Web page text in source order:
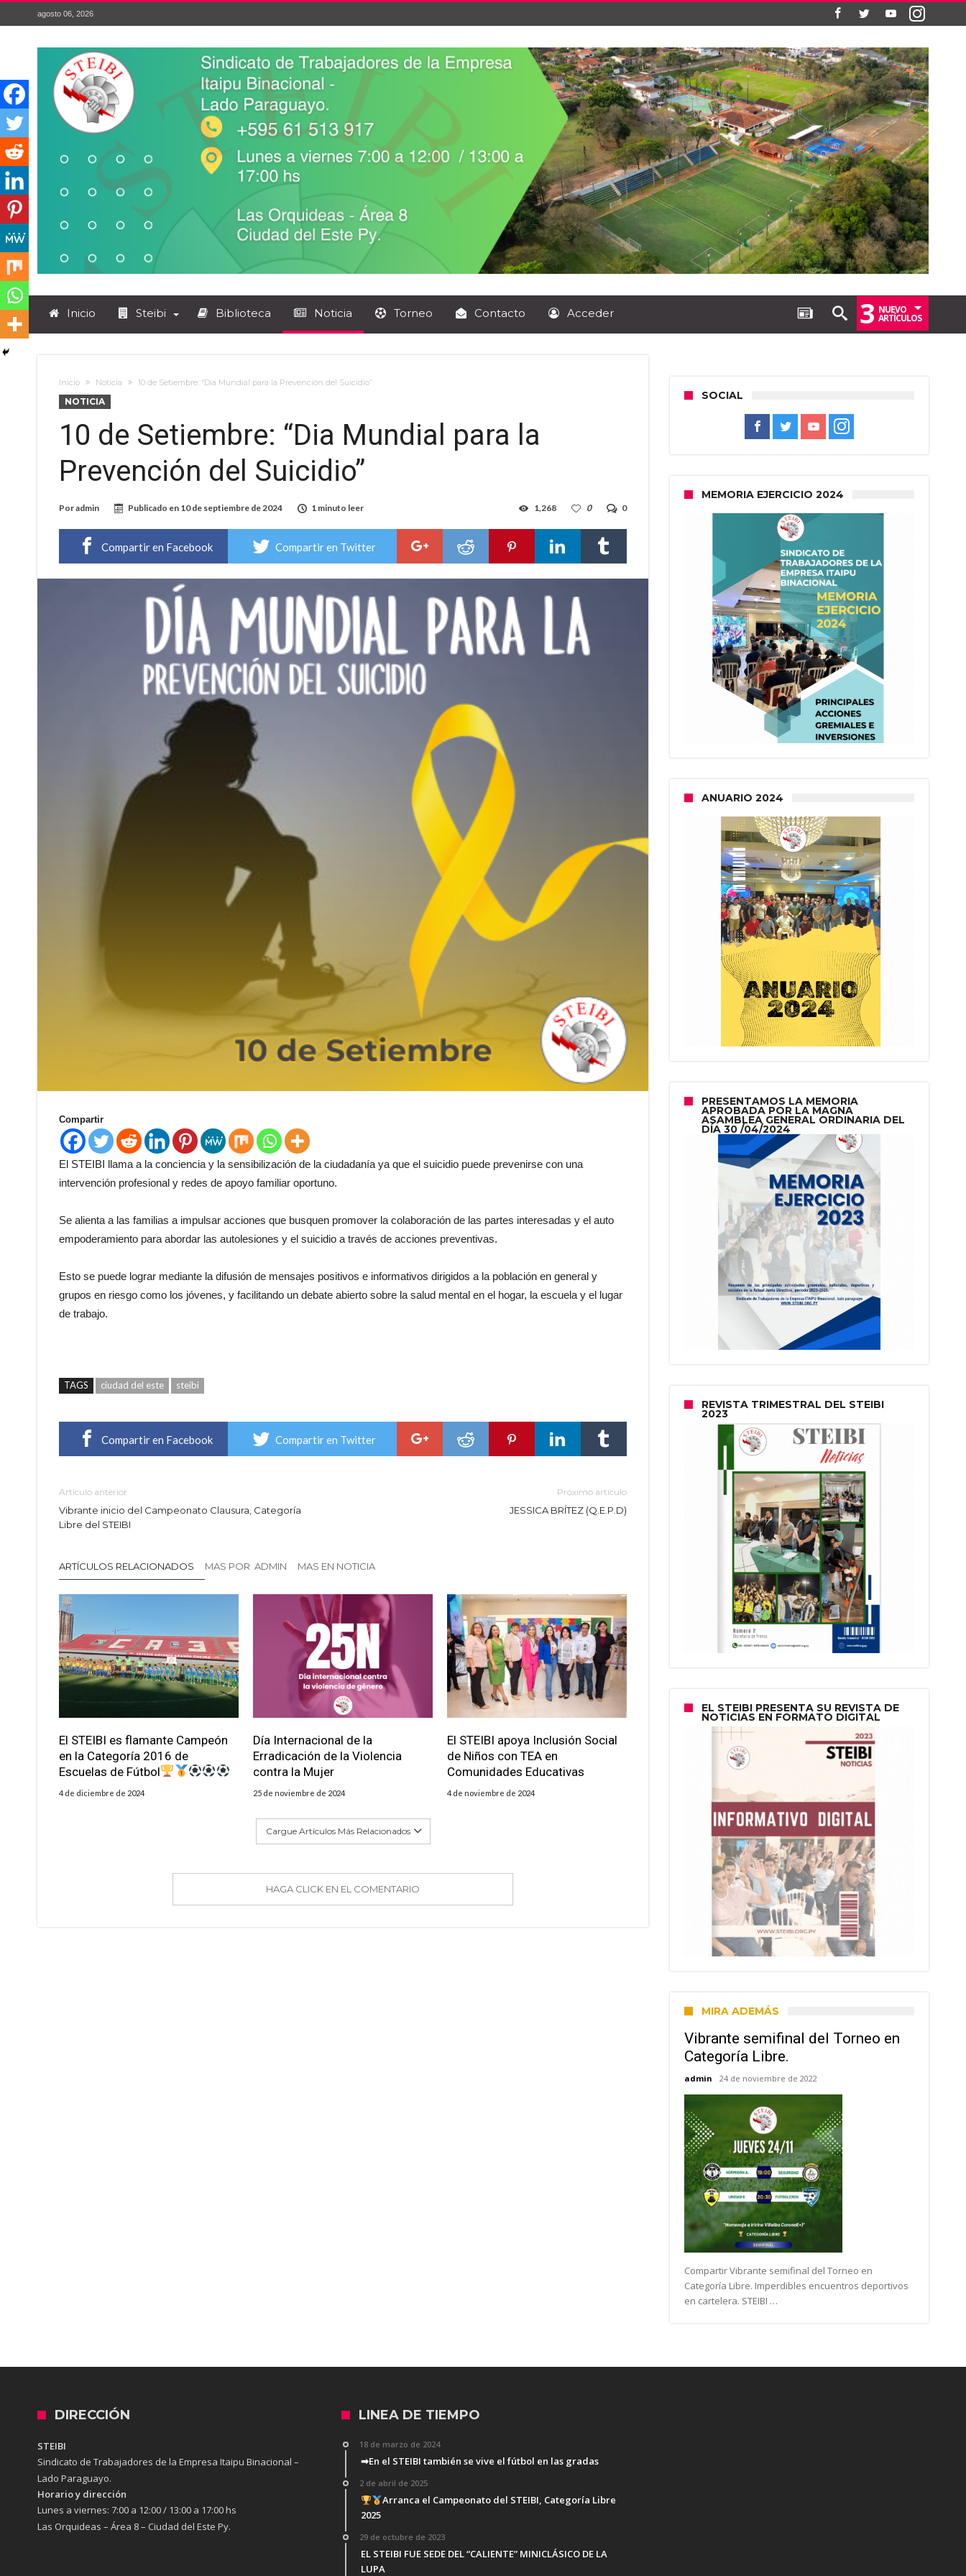
agosto 06, 2026
Inicio Steibi Biblioteca Noticia Torneo Contacto Acceder 3 NUEVO
ARTÍCULOS
Inicio Noticia 10 de Setiembre: “Dia Mundial para la Prevención del Suicidio”
NOTICIA
10 de Setiembre: “Dia Mundial para la
Prevención del Suicidio”
Poradmin Publicado en 10 de septiembre de 2024 1 minuto leer 0
0
1,268
Compartir en Facebook Compartir en Twitter
Compartir
El STEIBI llama a la conciencia y la sensibilización de la ciudadanía ya que el suicidio puede prevenirse con una
intervención profesional y redes de apoyo familiar oportuno.
Se alienta a las familias a impulsar acciones que busquen promover la colaboración de las partes interesadas y el auto
empoderamiento para abordar las autolesiones y el suicidio a través de acciones preventivas.
Esto se puede lograr mediante la difusión de mensajes positivos e informativos dirigidos a la población en general y
grupos en riesgo como los jóvenes, y facilitando un debate abierto sobre la salud mental en el hogar, la escuela y el lugar
de trabajo.
TAGS ciudad del este steibi
Compartir en Facebook Compartir en Twitter
Artículo anterior
Vibrante inicio del Campeonato Clausura, Categoría
Libre del STEIBI
Próximo artículo
JESSICA BRÍTEZ (Q.E.P.D)
ARTÍCULOS RELACIONADOS MAS POR ADMIN MAS EN NOTICIA
El STEIBI es flamante Campeón
en la Categoría 2016 de
Escuelas de Fútbol
4 de diciembre de 2024
Día Internacional de la
Erradicación de la Violencia
contra la Mujer
25 de noviembre de 2024
El STEIBI apoya Inclusión Social
de Niños con TEA en
Comunidades Educativas
4 de noviembre de 2024
Cargue Artículos Más Relacionados
HAGA CLICK EN EL COMENTARIO
SOCIAL
MEMORIA EJERCICIO 2024
ANUARIO 2024
PRESENTAMOS LA MEMORIA
APROBADA POR LA MAGNA
ASAMBLEA GENERAL ORDINARIA DEL
DÍA 30 /04/2024
REVISTA TRIMESTRAL DEL STEIBI
2023
EL STEIBI PRESENTA SU REVISTA DE
NOTICIAS EN FORMATO DIGITAL
MIRA ADEMÁS
Vibrante semifinal del Torneo en
Categoría Libre.
admin 24 de noviembre de 2022
Compartir Vibrante semifinal del Torneo en
Categoría Libre. Imperdibles encuentros deportivos
en cartelera. STEIBI …
DIRECCIÓN
STEIBI
Sindicato de Trabajadores de la Empresa Itaipu Binacional –
Lado Paraguayo.
Horario y dirección
Lunes a viernes: 7:00 a 12:00 / 13:00 a 17:00 hs
Las Orquideas – Área 8 – Ciudad del Este Py.
LINEA DE TIEMPO
18 de marzo de 2024
➡En el STEIBI también se vive el fútbol en las gradas
2 de abril de 2025
Arranca el Campeonato del STEIBI, Categoría Libre
2025
29 de octubre de 2023
EL STEIBI FUE SEDE DEL “CALIENTE” MINICLÁSICO DE LA
LUPA